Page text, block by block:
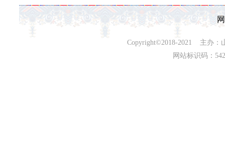
Copyright©2018-2021 主办：
网站标识码：